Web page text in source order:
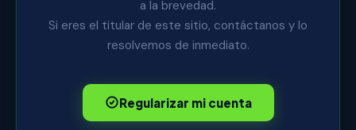
a la brevedad.
Si eres el titular de este sitio, contáctanos y lo
resolvemos de inmediato.
Regularizar mi cuenta